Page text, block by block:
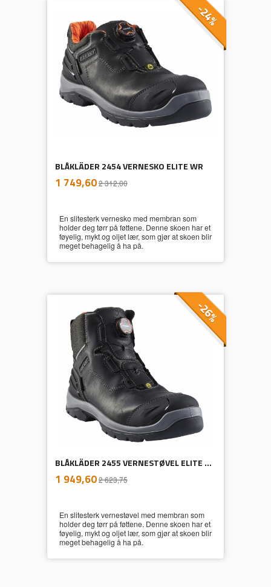
BLÅKLÄDER 2454 VERNESKO ELITE WR
Tilbud
1 749,602 312,00
-24%
mva.
En slitesterk vernesko med membran som
holder deg tørr på føttene. Denne skoen har et
føyelig, mykt og oljet lær, som gjør at skoen blir
meget behagelig å ha på.
BLÅKLÄDER 2455 VERNESTØVEL ELITE WR
Tilbud
1 949,602 623,75
-26%
mva.
En slitesterk vernestøvel med membran som
holder deg tørr på føttene. Denne skoen har et
føyelig, mykt og oljet lær, som gjør at skoen blir
meget behagelig å ha på.